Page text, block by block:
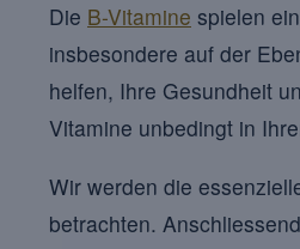
Die B-Vitamine spielen
insbesondere auf der
helfen, Ihre Gesundheit
Vitamine unbedingt in
Wir werden die
betrachten.